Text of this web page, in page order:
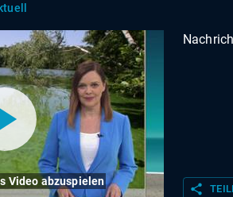
Video abzuspielen
share